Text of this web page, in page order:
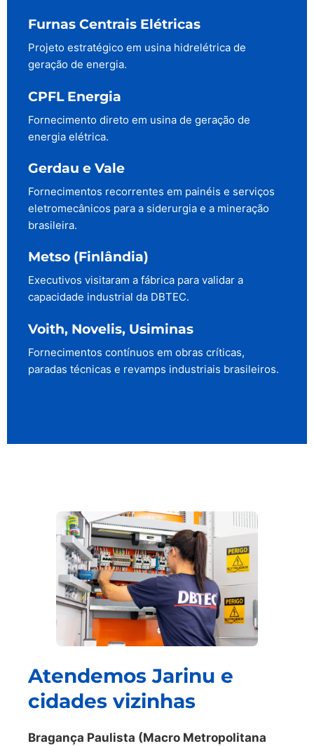
Furnas Centrais Elétricas
Projeto estratégico em usina hidrelétrica de
geração de energia.
CPFL Energia
Fornecimento direto em usina de geração de
energia elétrica.
Gerdau e Vale
Fornecimentos recorrentes em painéis e serviços
eletromecânicos para a siderurgia e a mineração
brasileira.
Metso (Finlândia)
Executivos visitaram a fábrica para validar a
capacidade industrial da DBTEC.
Voith, Novelis, Usiminas
Fornecimentos contínuos em obras críticas,
paradas técnicas e revamps industriais brasileiros.
Atendemos Jarinu e
cidades vizinhas
Bragança Paulista (Macro Metropolitana